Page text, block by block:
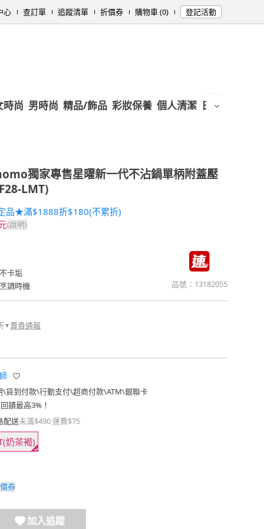
心 查訂單 追蹤清單 折價券 購物車 (0) 登記活動
時尚 男時尚 精品/飾品 彩妝保養 個人清潔 日用/紙品
獨家專售星曜新一代不沾鍋單柄附蓋壓
LMT)
品★滿$1888折$180(不累折)
(說明)
卡垢
調時機
品號： 13182055
▼ 賣貴通報
\貨到付款\行動支付\超商付款\ATM\銀聯卡
饋最高3%！
配送未滿$490 運費$75
奶茶褐)
券
加入追蹤